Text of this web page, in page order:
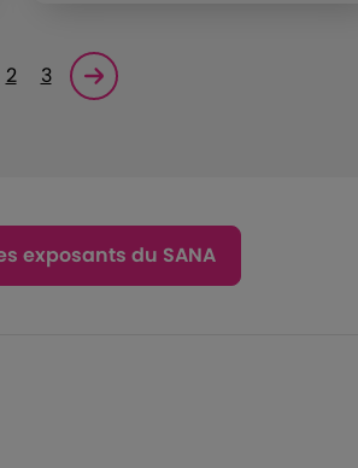
2 3 Page suivante<
exposants du SANA